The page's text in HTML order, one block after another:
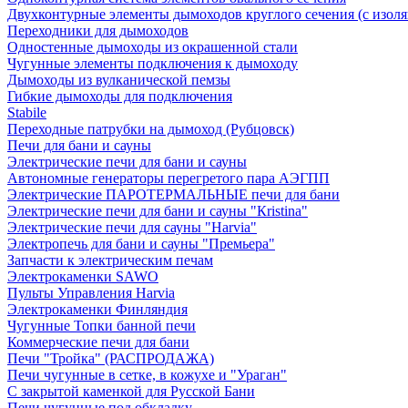
Двухконтурные элементы дымоходов круглого сечения (с
Переходники для дымоходов
Одностенные дымоходы из окрашенной стали
Чугунные элементы подключения к дымоходу
Дымоходы из вулканической пемзы
Гибкие дымоходы для подключения
Stabile
Переходные патрубки на дымоход (Рубцовск)
Печи для бани и сауны
Электрические печи для бани и сауны
Автономные генераторы перегретого пара АЭГПП
Электрические ПАРОТЕРМАЛЬНЫЕ печи для бани
Электрические печи для бани и сауны "Кristina"
Электрические печи для сауны "Harvia"
Электропечь для бани и сауны "Премьера"
Запчасти к электрическим печам
Электрокаменки SAWO
Пульты Управления Harvia
Электрокаменки Финляндия
Чугунные Топки банной печи
Коммерческие печи для бани
Печи "Тройка" (РАСПРОДАЖА)
Печи чугунные в сетке, в кожухе и "Ураган"
С закрытой каменкой для Русской Бани